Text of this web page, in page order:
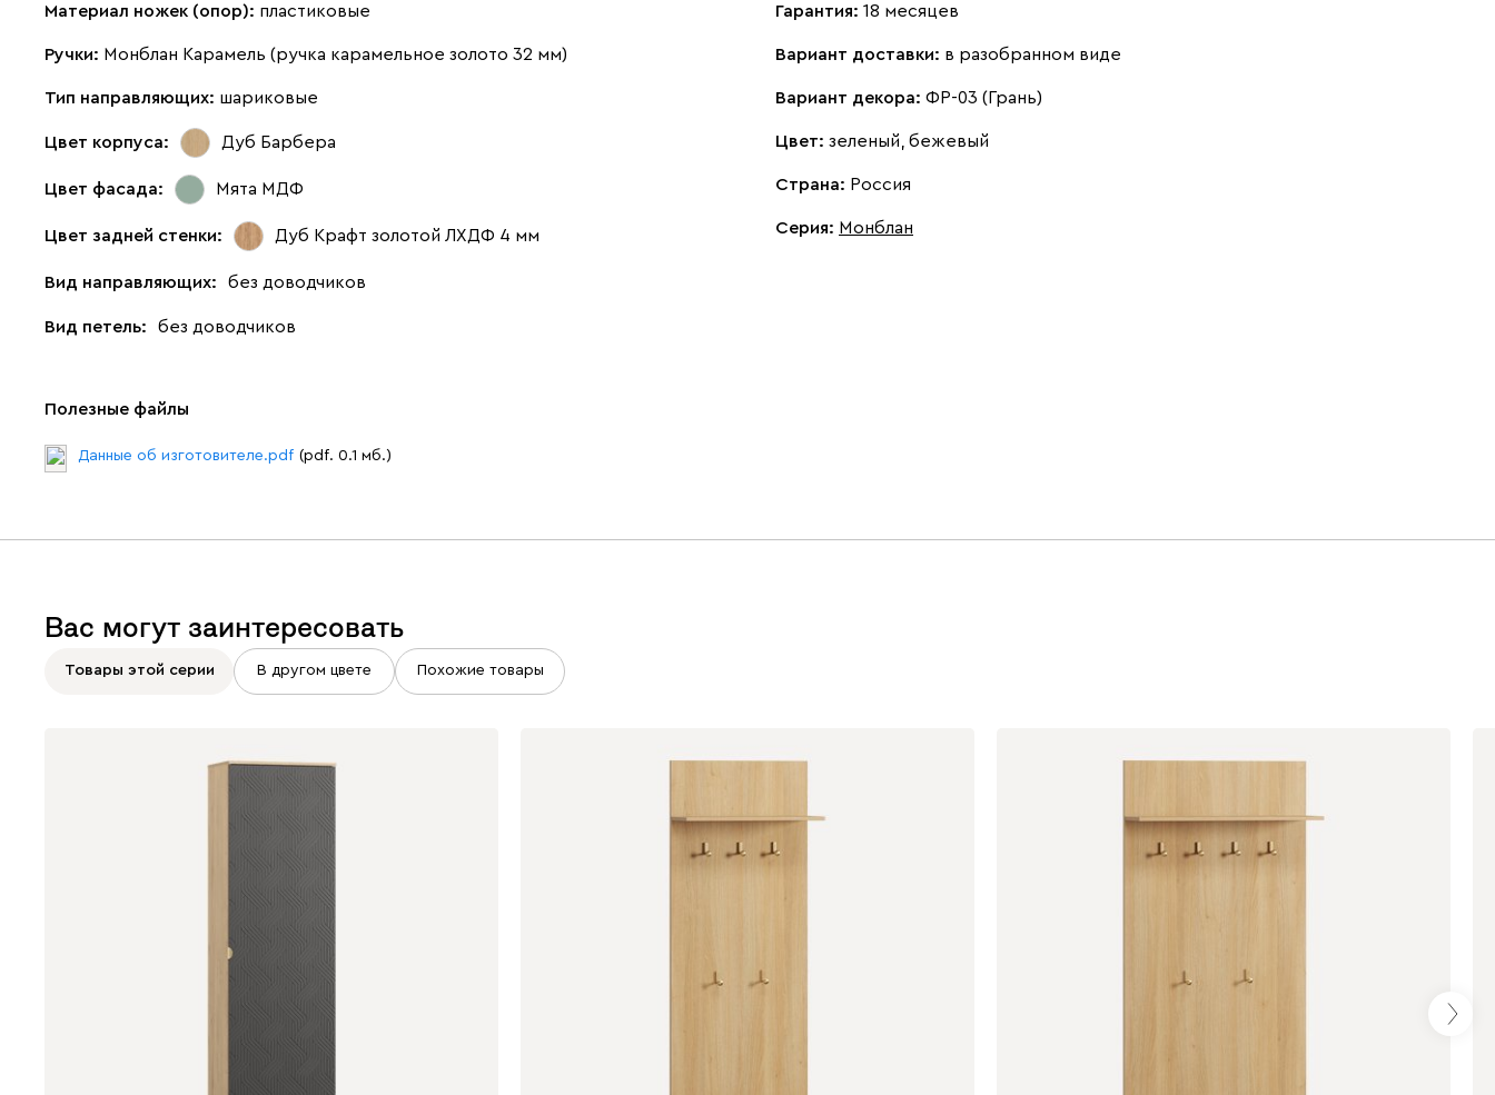
Материал ножек (опор): пластиковые
Ручки: Монблан Карамель (ручка карамельное золото 32 мм)
Тип направляющих: шариковые
Цвет корпуса: Дуб Барбера
Цвет фасада: Мята МДФ
Цвет задней стенки: Дуб Крафт золотой ЛХДФ 4 мм
Вид направляющих: без доводчиков
Вид петель: без доводчиков
Гарантия: 18 месяцев
Вариант доставки: в разобранном виде
Вариант декора: ФР-03 (Грань)
Цвет: зеленый, бежевый
Страна: Россия
Серия: Монблан
Полезные файлы
Данные об изготовителе.pdf (pdf. 0.1 мб.)
Вас могут заинтересовать
Товары этой серии В другом цвете Похожие товары